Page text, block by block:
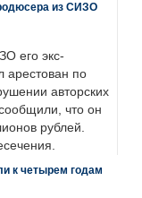
из СИЗО
его экс-
арестован по
авторских
что он
рублей.
к четырем годам